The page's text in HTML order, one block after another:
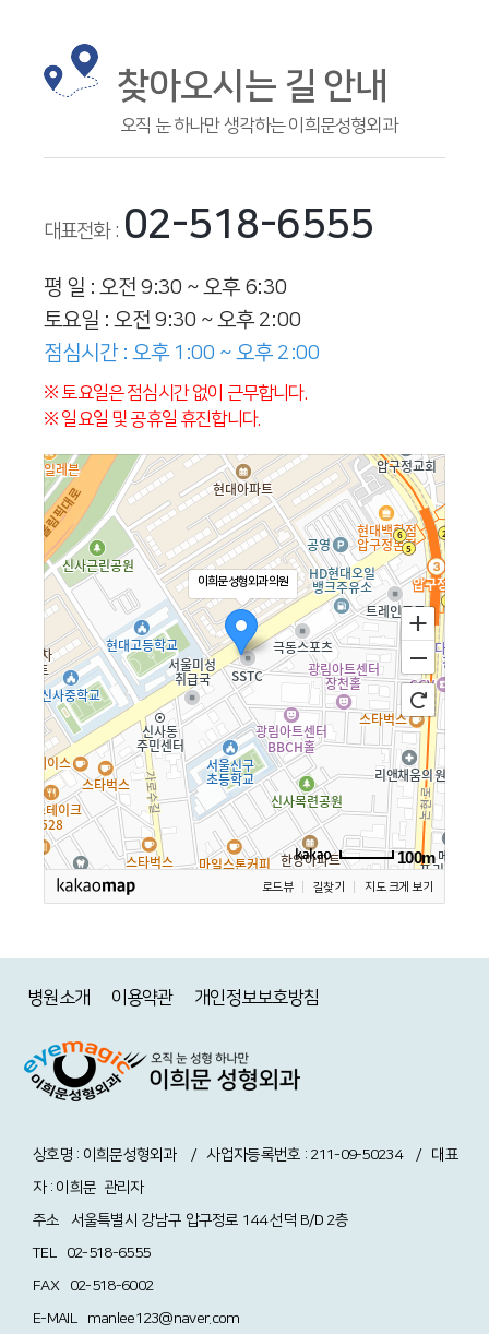
찾아오시는 길 안내
오직 눈 하나만 생각하는 이희문성형외과
대표전화 : 02-518-6555
평 일 : 오전 9:30 ~ 오후 6:30
토요일 : 오전 9:30 ~ 오후 2:00
점심시간 : 오후 1:00 ~ 오후 2:00
※ 토요일은 점심시간 없이 근무합니다.
※ 일요일 및 공휴일 휴진합니다.
이희문성형외과의원
100m
로드뷰 길찾기 지도 크게 보기
병원소개 이용약관 개인정보보호방침
상호명 : 이희문성형외과 / 사업자등록번호 : 211-09-50234 / 대표
자 : 이희문 관리자
주소 서울특별시 강남구 압구정로 144 선덕 B/D 2층
TEL 02-518-6555
FAX 02-518-6002
E-MAIL manlee123@naver.com